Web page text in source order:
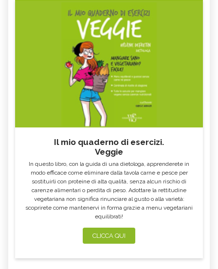
Il mio quaderno di esercizi.
Veggie
In questo libro, con la guida di una dietologa, apprenderete in
modo efficace come eliminare dalla tavola carne e pesce per
sostituirli con proteine di alta qualità, senza alcun rischio di
carenze alimentari o perdita di peso. Adottare la rettitudine
vegetariana non significa rinunciare al gusto o alla varietà:
scoprirete come mantenervi in forma grazie a menu vegetariani
equilibrati!
CLICCA QUI